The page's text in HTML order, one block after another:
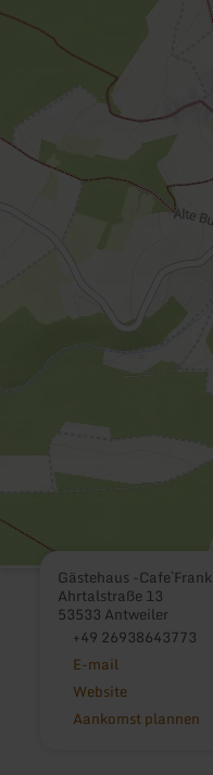
Gästehaus -Cafe`Frank
Ahrtalstraße 13
53533 Antweiler
+49 26938643773
E-mail
Website
Aankomst plannen